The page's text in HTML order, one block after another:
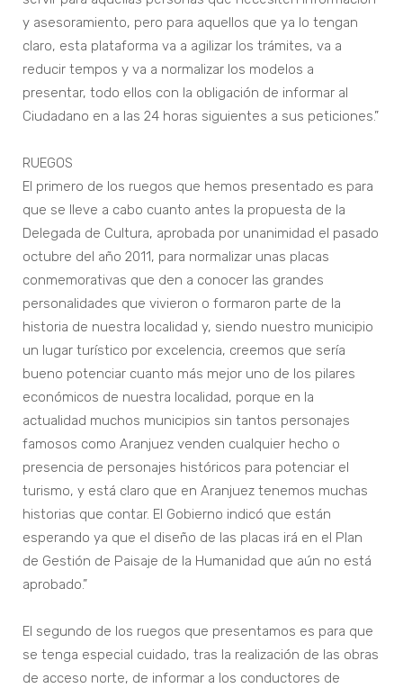
y asesoramiento, pero para aquellos que ya lo tengan
claro, esta plataforma va a agilizar los trámites, va a
reducir tempos y va a normalizar los modelos a
presentar, todo ellos con la obligación de informar al
Ciudadano en a las 24 horas siguientes a sus peticiones.”
RUEGOS
El primero de los ruegos que hemos presentado es para
que se lleve a cabo cuanto antes la propuesta de la
Delegada de Cultura, aprobada por unanimidad el pasado
octubre del año 2011, para normalizar unas placas
conmemorativas que den a conocer las grandes
personalidades que vivieron o formaron parte de la
historia de nuestra localidad y, siendo nuestro municipio
un lugar turístico por excelencia, creemos que sería
bueno potenciar cuanto más mejor uno de los pilares
económicos de nuestra localidad, porque en la
actualidad muchos municipios sin tantos personajes
famosos como Aranjuez venden cualquier hecho o
presencia de personajes históricos para potenciar el
turismo, y está claro que en Aranjuez tenemos muchas
historias que contar. El Gobierno indicó que están
esperando ya que el diseño de las placas irá en el Plan
de Gestión de Paisaje de la Humanidad que aún no está
aprobado.”
El segundo de los ruegos que presentamos es para que
se tenga especial cuidado, tras la realización de las obras
de acceso norte, de informar a los conductores de